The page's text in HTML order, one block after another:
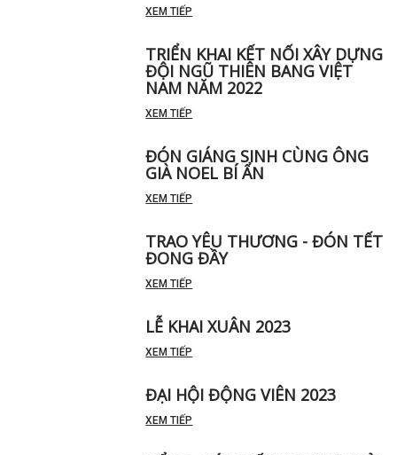
XEM TIẾP
TRIỂN KHAI KẾT NỐI XÂY DỰNG
ĐỘI NGŨ THIÊN BANG VIỆT
NAM NĂM 2022
XEM TIẾP
ĐÓN GIÁNG SINH CÙNG ÔNG
GIÀ NOEL BÍ ẨN
XEM TIẾP
TRAO YÊU THƯƠNG - ĐÓN TẾT
ĐONG ĐẦY
XEM TIẾP
LỄ KHAI XUÂN 2023
XEM TIẾP
ĐẠI HỘI ĐỘNG VIÊN 2023
XEM TIẾP